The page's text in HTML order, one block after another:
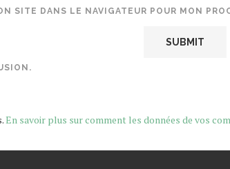
SITE DANS LE NAVIGATEUR POUR MON
En savoir plus sur comment les données de vos